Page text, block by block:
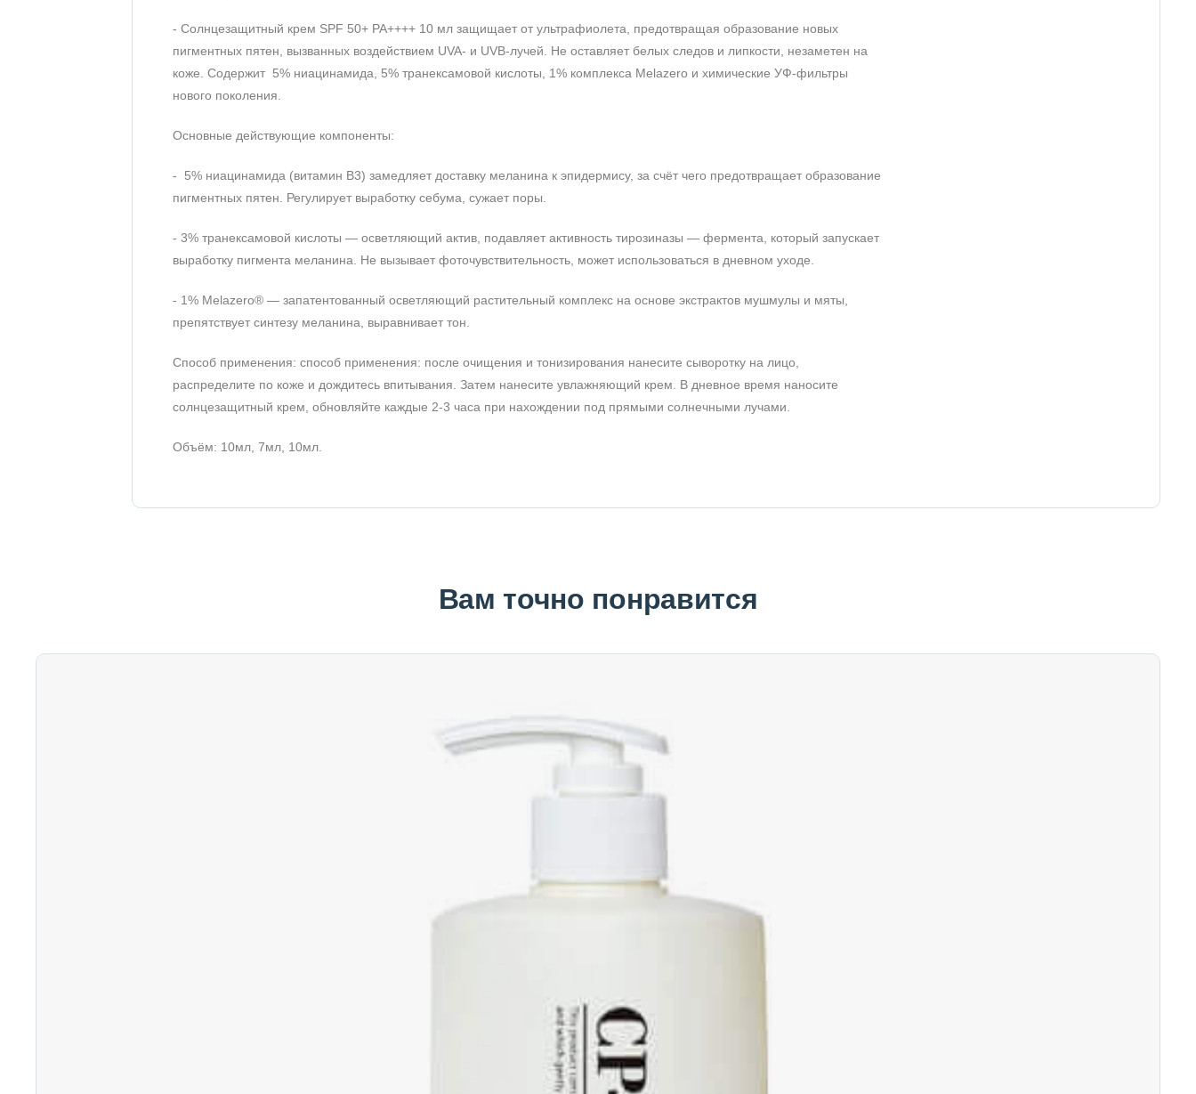
- Солнцезащитный крем SPF 50+ PA++++ 10 мл защищает от ультрафиолета, предотвращая образование новых
пигментных пятен, вызванных воздействием UVA- и UVB-лучей. Не оставляет белых следов и липкости, незаметен на
коже. Содержит 5% ниацинамида, 5% транексамовой кислоты, 1% комплекса Melazero и химические УФ-фильтры
нового поколения.
Основные действующие компоненты:
- 5% ниацинамида (витамин B3) замедляет доставку меланина к эпидермису, за счёт чего предотвращает образование
пигментных пятен. Регулирует выработку себума, сужает поры.
- 3% транексамовой кислоты — осветляющий актив, подавляет активность тирозиназы — фермента, который запускает
выработку пигмента меланина. Не вызывает фоточувствительность, может использоваться в дневном уходе.
- 1% Melazero® — запатентованный осветляющий растительный комплекс на основе экстрактов мушмулы и мяты,
препятствует синтезу меланина, выравнивает тон.
Способ применения: способ применения: после очищения и тонизирования нанесите сыворотку на лицо,
распределите по коже и дождитесь впитывания. Затем нанесите увлажняющий крем. В дневное время наносите
солнцезащитный крем, обновляйте каждые 2-3 часа при нахождении под прямыми солнечными лучами.
Объём: 10мл, 7мл, 10мл.
Вам точно понравится